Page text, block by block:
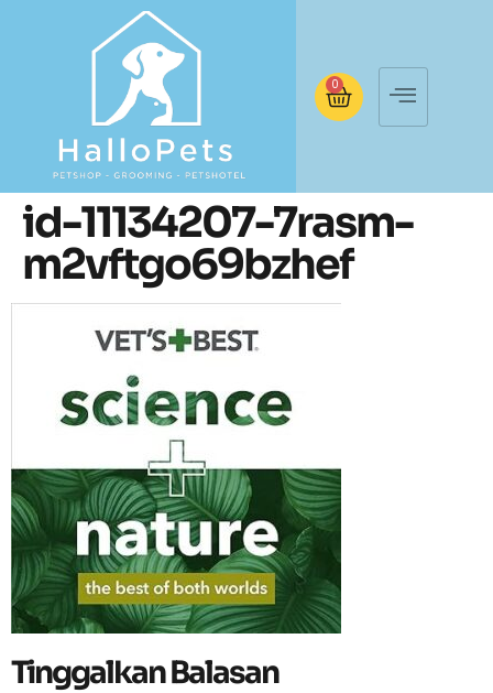
0
id-11134207-7rasm-
m2vftgo69bzhef
Tinggalkan Balasan